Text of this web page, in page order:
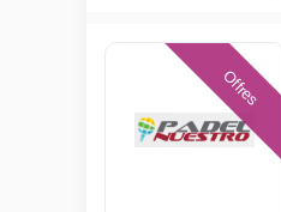
Offres